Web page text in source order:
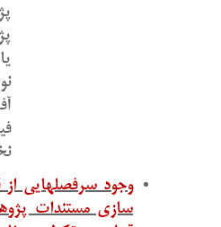
وجود سرفصلهایی از
سازی مستندات